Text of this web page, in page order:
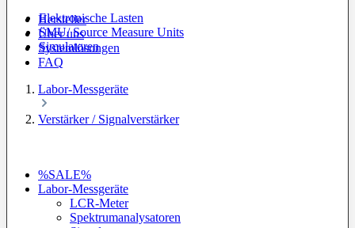
Elektronische Lasten
SMU/ Source Measure Units
Simulatoren
Hersteller
Über uns
Systemlösungen
FAQ
Labor-Messgeräte
Verstärker / Signalverstärker
%SALE%
Labor-Messgeräte
LCR-Meter
Spektrumanalysatoren